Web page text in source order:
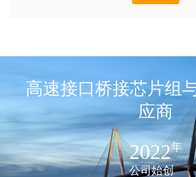
高速接口桥接芯片组
应商
2022年
公司始创